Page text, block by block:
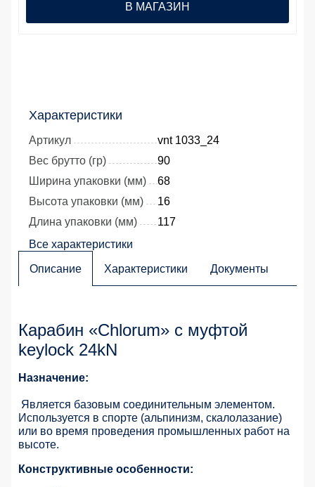
Характеристики
Артикул
vnt 1033_24
Вес брутто (гр)
90
Ширина упаковки (мм)
68
Высота упаковки (мм)
16
Длина упаковки (мм)
117
Все характеристики
В МАГАЗИН
Описание Характеристики Документы
Карабин «Chlorum» с муфтой
keylock 24kN
Назначение:
Является базовым соединительным элементом.
Используется в спорте (альпинизм, скалолазание)
или во время проведения промышленных работ на
высоте.
Конструктивные особенности: